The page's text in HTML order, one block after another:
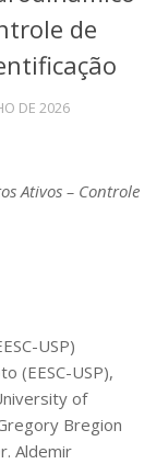
de
DE 2026
Ativos – Controle
USP)
(EESC-USP),
of
Bregion
Aldemir